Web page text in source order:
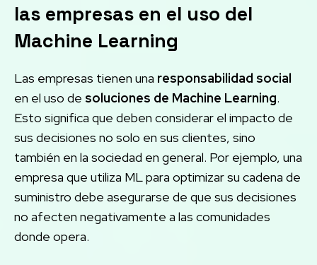
las empresas en el uso del
Machine Learning
Las empresas tienen una responsabilidad social
en el uso de soluciones de Machine Learning.
Esto significa que deben considerar el impacto de
sus decisiones no solo en sus clientes, sino
también en la sociedad en general. Por ejemplo, una
empresa que utiliza ML para optimizar su cadena de
suministro debe asegurarse de que sus decisiones
no afecten negativamente a las comunidades
donde opera.